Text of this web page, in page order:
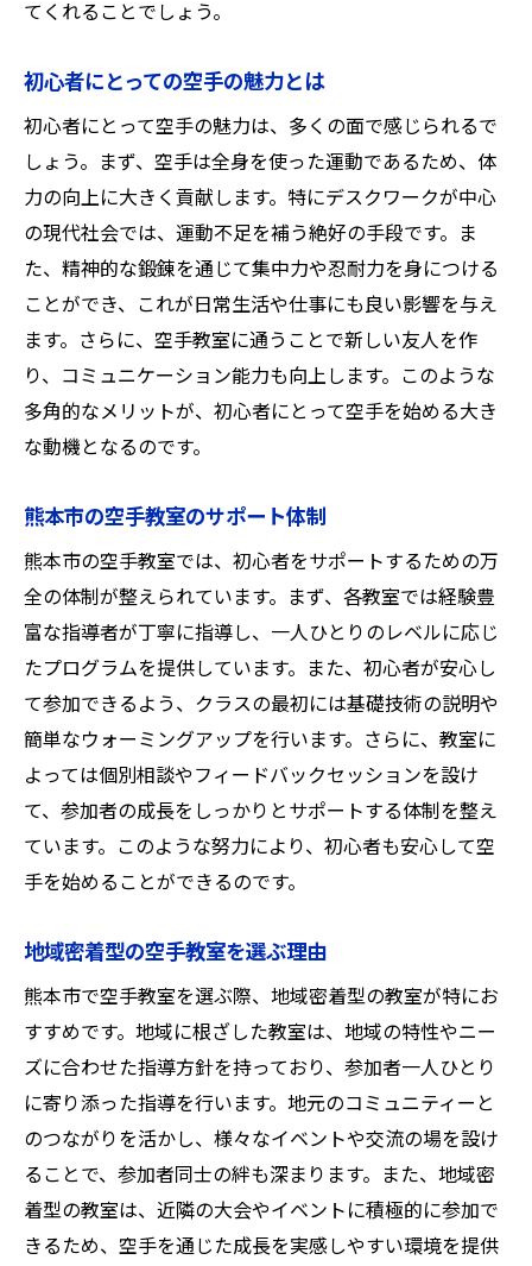
集中力を鍛える空手の練習方法
空手で得られる心と体のバランス
熊本市の空手教室での体力トレーニング
集中力向上のための空手の役割
空手教室で学ぶ礼儀と精神力熊本市のおすすめ
教室
礼儀を重んじる空手の教室
精神力を鍛える空手の練習法
熊本市での空手教室の教育方針
人間性を育む空手の効果
礼儀作法を学ぶ場としての空手
熊本市の空手教室で健全な体力づくりをするメ
リット
健全な体力づくりに必要な空手の練習
健康的なライフスタイルとしての空手
空手を通じて得られる持久力
熊本市の空手教室での体力測定
体力づくりのための空手の重要性
総合的な体力向上を目指す空手教室
熊本市で空手を始めるならおすすめの教室で無
料体験
初めての方に嬉しい無料体験の特典
無料体験で確認するべきポイント
熊本市の空手教室での体験内容
空手の無料体験を通じて感じる変化
おすすめ教室での無料体験の流れ
てくれることでしょう。
初心者にとっての空手の魅力とは
初心者にとって空手の魅力は、多くの面で感じられるで
しょう。まず、空手は全身を使った運動であるため、体
力の向上に大きく貢献します。特にデスクワークが中心
の現代社会では、運動不足を補う絶好の手段です。ま
た、精神的な鍛錬を通じて集中力や忍耐力を身につける
ことができ、これが日常生活や仕事にも良い影響を与え
ます。さらに、空手教室に通うことで新しい友人を作
り、コミュニケーション能力も向上します。このような
多角的なメリットが、初心者にとって空手を始める大き
な動機となるのです。
熊本市の空手教室のサポート体制
熊本市の空手教室では、初心者をサポートするための万
全の体制が整えられています。まず、各教室では経験豊
富な指導者が丁寧に指導し、一人ひとりのレベルに応じ
たプログラムを提供しています。また、初心者が安心し
て参加できるよう、クラスの最初には基礎技術の説明や
簡単なウォーミングアップを行います。さらに、教室に
よっては個別相談やフィードバックセッションを設け
て、参加者の成長をしっかりとサポートする体制を整え
ています。このような努力により、初心者も安心して空
手を始めることができるのです。
地域密着型の空手教室を選ぶ理由
熊本市で空手教室を選ぶ際、地域密着型の教室が特にお
すすめです。地域に根ざした教室は、地域の特性やニー
ズに合わせた指導方針を持っており、参加者一人ひとり
に寄り添った指導を行います。地元のコミュニティーと
のつながりを活かし、様々なイベントや交流の場を設け
ることで、参加者同士の絆も深まります。また、地域密
着型の教室は、近隣の大会やイベントに積極的に参加で
きるため、空手を通じた成長を実感しやすい環境を提供